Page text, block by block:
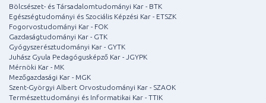
Bölcsészet- és Társadalomtudományi Kar - BTK
Egészségtudományi és Szociális Képzési Kar - ETSZK
Fogorvostudományi Kar - FOK
Gazdaságtudományi Kar - GTK
Gyógyszerésztudományi Kar - GYTK
Juhász Gyula Pedagógusképző Kar - JGYPK
Mérnöki Kar - MK
Mezőgazdasági Kar - MGK
Szent-Györgyi Albert Orvostudományi Kar - SZAOK
Természettudományi és Informatikai Kar - TTIK